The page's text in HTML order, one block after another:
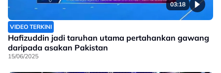
03:18
VIDEO TERKINI
Hafizuddin jadi taruhan utama pertahankan gawang
daripada asakan Pakistan
15/06/2025